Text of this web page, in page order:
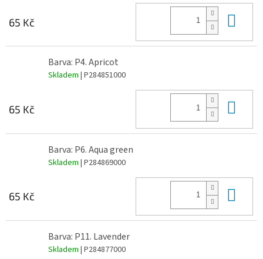
65 Kč
Barva: P4. Apricot
Skladem | P284851000
65 Kč
Barva: P6. Aqua green
Skladem | P284869000
65 Kč
Barva: P11. Lavender
Skladem | P284877000